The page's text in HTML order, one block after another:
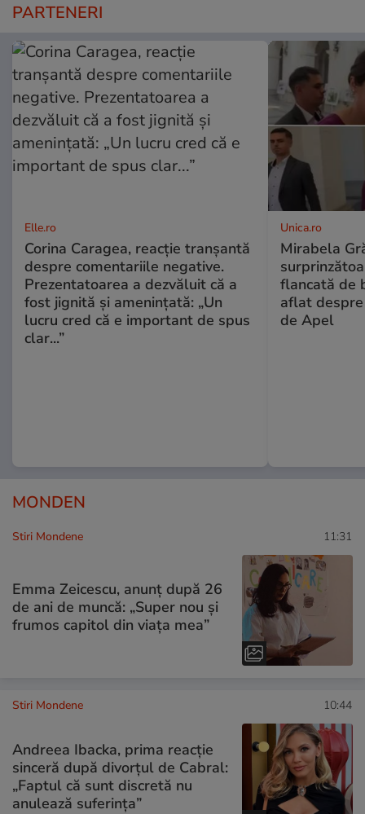
PARTENERI
Elle.ro
Corina Caragea, reacție tranșantă
despre comentariile negative.
Prezentatoarea a dezvăluit că a
fost jignită și amenințată: „Un
lucru cred că e important de spus
clar...”
Unica.ro
Mirabela
flancată de
aflat
de Apel
MONDEN
Stiri Mondene 11:31
Emma Zeicescu, anunț după 26
de ani de muncă: „Super nou și
frumos capitol din viața mea”
Stiri Mondene 10:44
Andreea Ibacka, prima reacție
sinceră după divorțul de Cabral:
„Faptul că sunt discretă nu
anulează suferința”